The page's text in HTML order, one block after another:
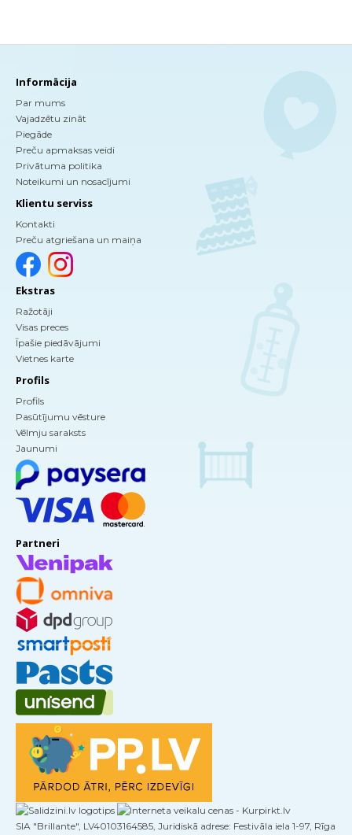
Informācija
Par mums
Vajadzētu zināt
Piegāde
Preču apmaksas veidi
Privātuma politika
Noteikumi un nosacījumi
Klientu serviss
Kontakti
Preču atgriešana un maiņa
Ekstras
Ražotāji
Visas preces
Īpašie piedāvājumi
Vietnes karte
Profils
Profils
Pasūtījumu vēsture
Vēlmju saraksts
Jaunumi
Partneri
SIA "Brillante", LV40103164585, Juridiskā adrese: Festivāla iela 1-97, Rīga